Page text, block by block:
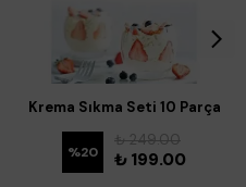
Krema Sıkma Seti 10 Parça
%20
₺ 249.00
₺ 199.00